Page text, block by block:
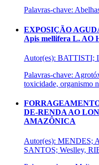
Palavras-chave:
EXPOSIÇÃO
Apis mellifera L. AO
Autor(es): BATTISTI;
Palavras-chave:
toxicidade, organismo
DE-RENDA AO
AMAZÔNICA
Autor(es): MENDES;
SANTOS; Weslley,